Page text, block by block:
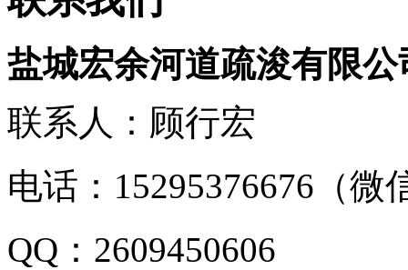
盐城宏余河道疏浚有限公
联系人：顾行宏
电话：15295376676（微
QQ：2609450606